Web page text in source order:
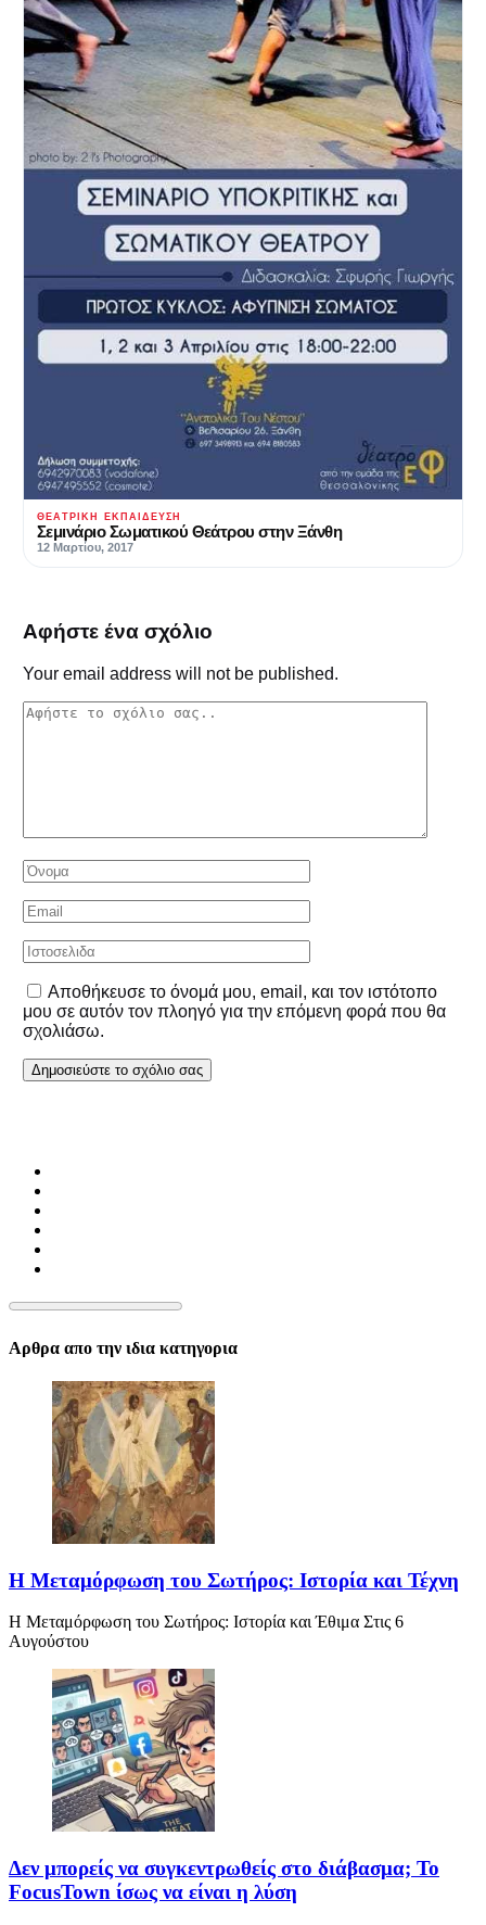
ΘΕΑΤΡΙΚΉ ΕΚΠΑΊΔΕΥΣΗ
Σεμινάριο Σωματικού Θεάτρου στην Ξάνθη
12 Μαρτίου, 2017
Αφήστε ένα σχόλιο
Your email address will not be published.
Αποθήκευσε το όνομά μου, email, και τον ιστότοπο
μου σε αυτόν τον πλοηγό για την επόμενη φορά που θα
σχολιάσω.
Αρθρα απο την ιδια κατηγορια
Η Μεταμόρφωση του Σωτήρος: Ιστορία και Τέχνη
Η Μεταμόρφωση του Σωτήρος: Ιστορία και Έθιμα Στις 6
Αυγούστου
Δεν μπορείς να συγκεντρωθείς στο διάβασμα; Το
FocusTown ίσως να είναι η λύση